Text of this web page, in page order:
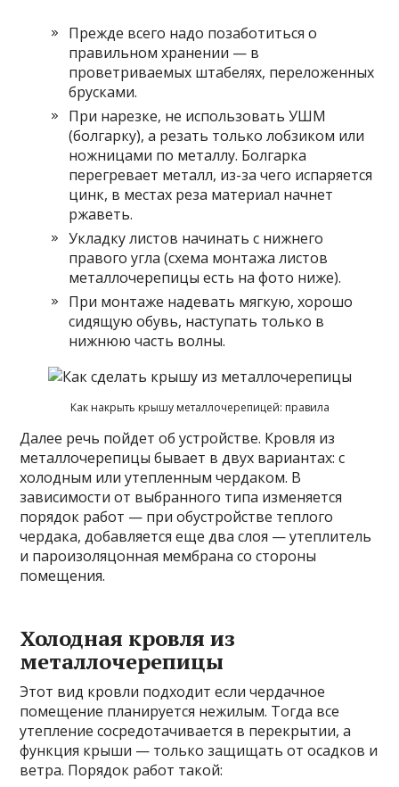
Прежде всего надо позаботиться о
правильном хранении — в
проветриваемых штабелях, переложенных
брусками.
При нарезке, не использовать УШМ
(болгарку), а резать только лобзиком или
ножницами по металлу. Болгарка
перегревает металл, из-за чего испаряется
цинк, в местах реза материал начнет
ржаветь.
Укладку листов начинать с нижнего
правого угла (схема монтажа листов
металлочерепицы есть на фото ниже).
При монтаже надевать мягкую, хорошо
сидящую обувь, наступать только в
нижнюю часть волны.
Как накрыть крышу металлочерепицей: правила
Далее речь пойдет об устройстве. Кровля из
металлочерепицы бывает в двух вариантах: с
холодным или утепленным чердаком. В
зависимости от выбранного типа изменяется
порядок работ — при обустройстве теплого
чердака, добавляется еще два слоя — утеплитель
и пароизоляцонная мембрана со стороны
помещения.
Холодная кровля из
металлочерепицы
Этот вид кровли подходит если чердачное
помещение планируется нежилым. Тогда все
утепление сосредотачивается в перекрытии, а
функция крыши — только защищать от осадков и
ветра. Порядок работ такой: